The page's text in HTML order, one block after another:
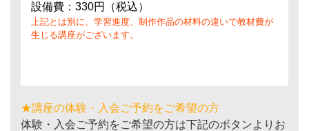
設備費：330円（税込）
上記とは別に、学習進度、制作作品の材料の違いで教材費が
生じる講座がございます。
★講座の体験・入会ご予約をご希望の方
体験・入会ご予約をご希望の方は下記のボタンよりお